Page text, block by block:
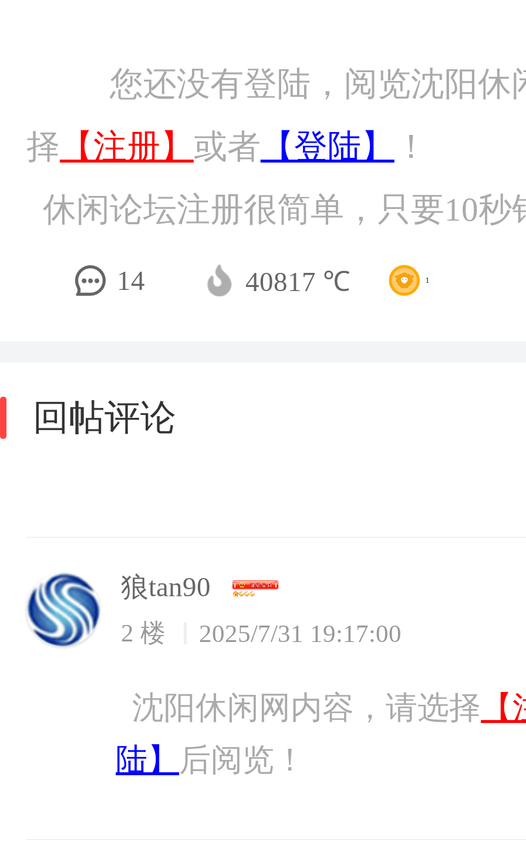
您还没有登陆，阅览沈阳休
择 【注册】 或者 【登陆】
！
休闲论坛注册很简单，只要10秒
14 40817 ℃ 1
回帖评论
狼tan90
2 楼 2025/7/31 19:17:00
沈阳休闲网内容，请选择
陆】
后阅览！